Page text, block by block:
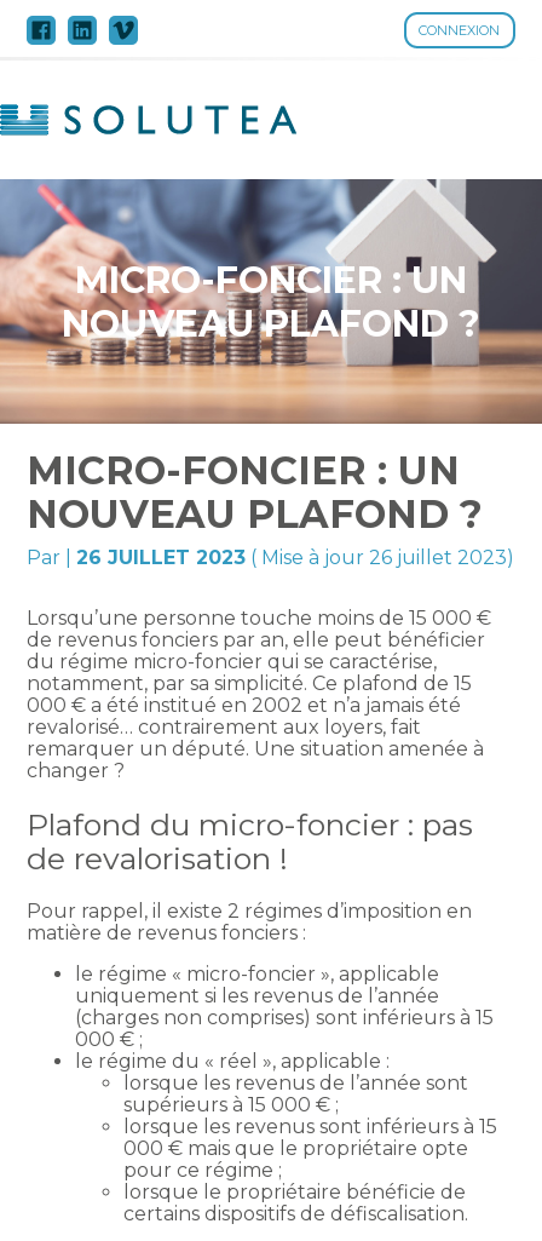
CONNEXION
Aller
MICRO-FONCIER : UN
NOUVEAU PLAFOND ?
MICRO-FONCIER : UN
NOUVEAU PLAFOND ?
Par |26 JUILLET 2023 ( Mise à jour 26 juillet 2023)
Lorsqu’une personne touche moins de 15 000 €
de revenus fonciers par an, elle peut bénéficier
du régime micro-foncier qui se caractérise,
notamment, par sa simplicité. Ce plafond de 15
000 € a été institué en 2002 et n’a jamais été
revalorisé… contrairement aux loyers, fait
remarquer un député. Une situation amenée à
changer ?
Plafond du micro-foncier : pas
de revalorisation !
Pour rappel, il existe 2 régimes d’imposition en
matière de revenus fonciers :
le régime « micro-foncier », applicable
uniquement si les revenus de l’année
(charges non comprises) sont inférieurs à 15
000 € ;
le régime du « réel », applicable :
lorsque les revenus de l’année sont
supérieurs à 15 000 € ;
lorsque les revenus sont inférieurs à 15
000 € mais que le propriétaire opte
pour ce régime ;
lorsque le propriétaire bénéficie de
certains dispositifs de défiscalisation.